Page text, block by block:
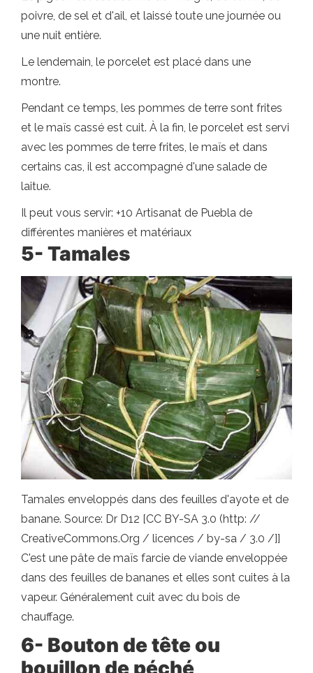
poivre, de sel et d'ail, et laissé toute une journée ou
une nuit entière.
Le lendemain, le porcelet est placé dans une
montre.
Pendant ce temps, les pommes de terre sont frites
et le maïs cassé est cuit. À la fin, le porcelet est servi
avec les pommes de terre frites, le maïs et dans
certains cas, il est accompagné d'une salade de
laitue.
Il peut vous servir: +10 Artisanat de Puebla de
différentes manières et matériaux
5- Tamales
Tamales enveloppés dans des feuilles d'ayote et de
banane. Source: Dr D12 [CC BY-SA 3.0 (http: //
CreativeCommons.Org / licences / by-sa / 3.0 /]]
C'est une pâte de maïs farcie de viande enveloppée
dans des feuilles de bananes et elles sont cuites à la
vapeur. Généralement cuit avec du bois de
chauffage.
6- Bouton de tête ou
bouillon de péché